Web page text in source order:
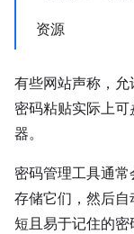
资源
有些网站声称，允
密码粘贴实际上可
器。
密码管理工具通
存储它们，然后
短且易于记住的密